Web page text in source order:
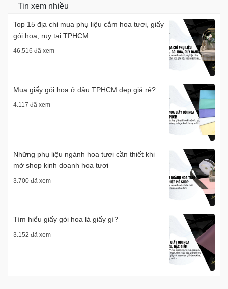
Tin xem nhiều
Top 15 địa chỉ mua phụ liệu cắm hoa tươi, giấy
gói hoa, ruy tại TPHCM
46.516 đã xem
Mua giấy gói hoa ở đâu TPHCM đẹp giá rẻ?
4.117 đã xem
Những phụ liệu ngành hoa tươi cần thiết khi
mở shop kinh doanh hoa tươi
3.700 đã xem
Tìm hiểu giấy gói hoa là giấy gì?
3.152 đã xem